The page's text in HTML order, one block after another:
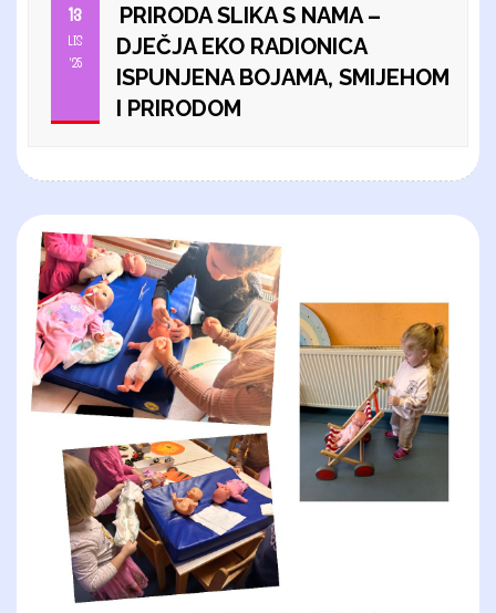
13
LIS
'25
PRIRODA SLIKA S NAMA –
DJEČJA EKO RADIONICA
ISPUNJENA BOJAMA, SMIJEHOM
I PRIRODOM